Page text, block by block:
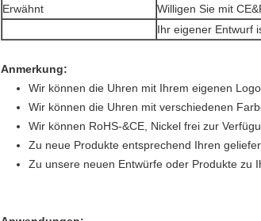
Erwähnt
Willigen Sie mit
Ihr eigener Entwurf
Anmerkung:
Wir können die Uhren mit Ihrem eigenen
Wir können die Uhren mit verschiedenen
Wir können RoHS-&CE, Nickel frei zur
Zu neue Produkte entsprechend Ihren
Zu unsere neuen Entwürfe oder Produkte zu